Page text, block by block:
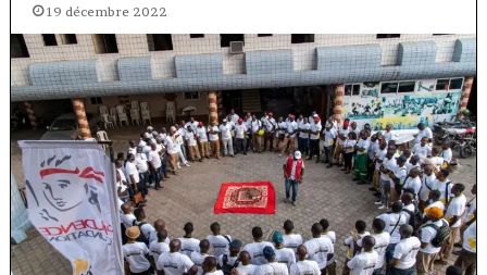
19 décembre 2022